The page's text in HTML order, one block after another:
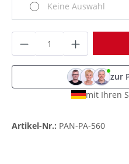
Keine Auswahl
Produkt Anzahl:
zur
mit Ihren
Artikel-Nr.: PAN-PA-560